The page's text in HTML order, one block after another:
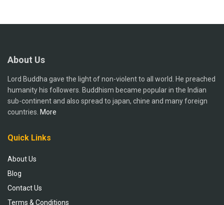
About Us
Lord Buddha gave the light of non-violent to all world. He preached
humanity his followers. Buddhism became popular in the Indian
sub-continent and also spread to japan, chine and many foreign
countries. More
Quick Links
About Us
Blog
Contact Us
Terms & Conditions